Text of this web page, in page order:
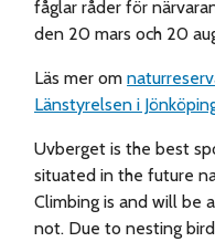
fåglar råder för
den 20 mars och 20
Läs mer om
Länstyrelsen i
Uvberget is the best
situated in the future
Climbing is and will be
not. Due to nesting